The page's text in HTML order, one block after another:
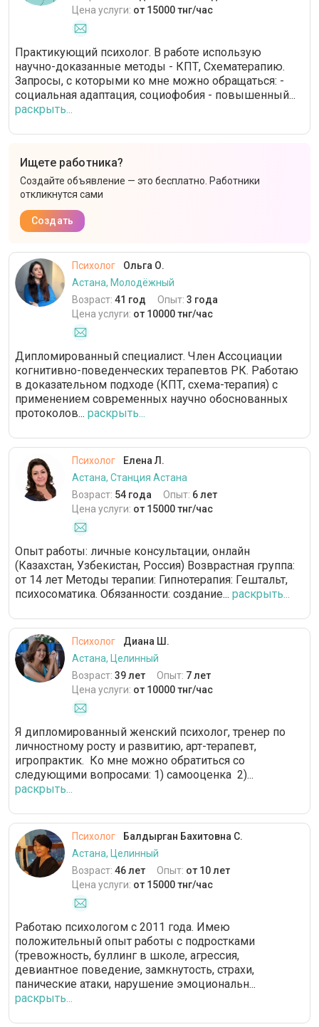
Цена услуги: от 15000 тнг/час
Практикующий психолог. В работе использую
научно-доказанные методы - КПТ, Схематерапию.
Запросы, с которыми ко мне можно обращаться: -
социальная адаптация, социофобия - повышенный...
раскрыть...
Ищете работника?
Создайте объявление — это бесплатно. Работники
откликнутся сами
Создать
Психолог
Ольга О.
Астана, Молодёжный
Возраст: 41 год Опыт: 3 года
Цена услуги: от 10000 тнг/час
Дипломированный специалист. Член Ассоциации
когнитивно-поведенческих терапевтов РК. Работаю
в доказательном подходе (КПТ, схема-терапия) с
применением современных научно обоснованных
протоколов... раскрыть...
Психолог
Елена Л.
Астана, Станция Астана
Возраст: 54 года Опыт: 6 лет
Цена услуги: от 15000 тнг/час
Опыт работы: личные консультации, онлайн
(Казахстан, Узбекистан, Россия) Возврастная группа:
от 14 лет Методы терапии: Гипнотерапия: Гештальт,
психосоматика. Обязанности: создание... раскрыть...
Психолог
Диана Ш.
Астана, Целинный
Возраст: 39 лет Опыт: 7 лет
Цена услуги: от 10000 тнг/час
Я дипломированный женский психолог, тренер по
личностному росту и развитию, арт-терапевт,
игропрактик. ‌ ‌Ко мне можно обратиться со
следующими вопросами: ‌1) самооценка ‌2)...
раскрыть...
Психолог
Балдырган Бахитовна С.
Астана, Целинный
Возраст: 46 лет Опыт: от 10 лет
Цена услуги: от 15000 тнг/час
Работаю психологом с 2011 года. Имею
положительный опыт работы с подростками
(тревожность, буллинг в школе, агрессия,
девиантное поведение, замкнутость, страхи,
панические атаки, нарушение эмоциональн...
раскрыть...